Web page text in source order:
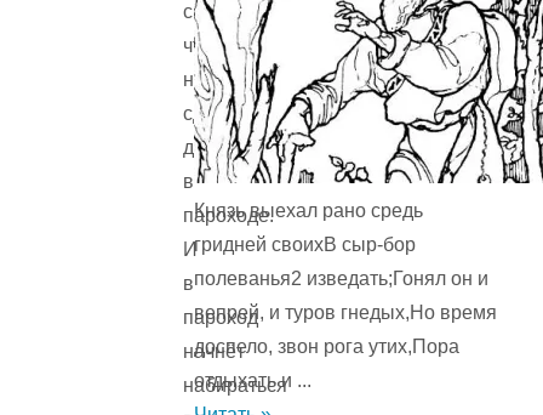
силой,
что
непременно
сделает
дырку
в
пароходе.
И
в
пароход
начнёт
набираться
Князь выехал рано средь
гридней своихВ сыр-бор
полеванья2 изведать;Гонял он и
вепрей, и туров гнедых,Но время
доспело, звон рога утих,Пора
отдыхать и ...